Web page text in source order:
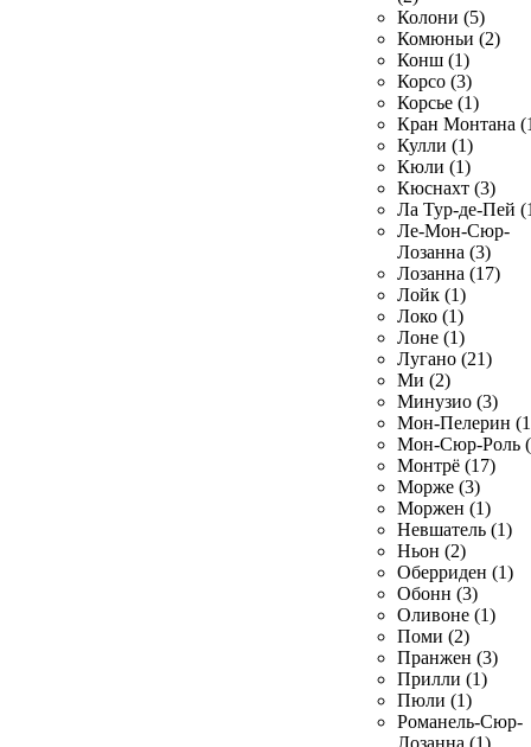
Колони (5)
Комюньи (2)
Конш (1)
Корсо (3)
Корсье (1)
Кран Монтана
Кулли (1)
Кюли (1)
Кюснахт (3)
Ла Тур-де-Пей
Ле-Мон-Сюр-
Лозанна (3)
Лозанна (17)
Лойк (1)
Локо (1)
Лоне (1)
Лугано (21)
Ми (2)
Минузио (3)
Мон-Пелерин
Мон-Сюр-Роль
Монтрё (17)
Морже (3)
Моржен (1)
Невшатель (1)
Ньон (2)
Оберриден (1)
Обонн (3)
Оливоне (1)
Поми (2)
Пранжен (3)
Прилли (1)
Пюли (1)
Романель-Сюр-
Лозанна (1)